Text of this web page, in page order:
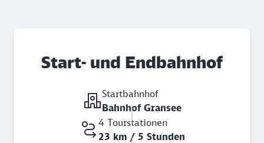
Start- und Endbahnhof
Startbahnhof
Bahnhof Gransee
4 Tourstationen
23 km / 5 Stunden